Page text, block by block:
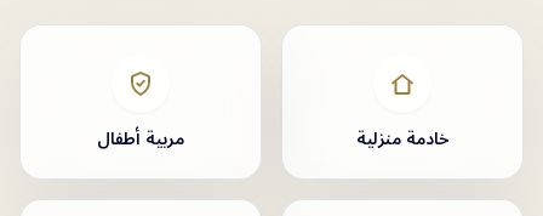
خادمة منزلية مربية أطفال